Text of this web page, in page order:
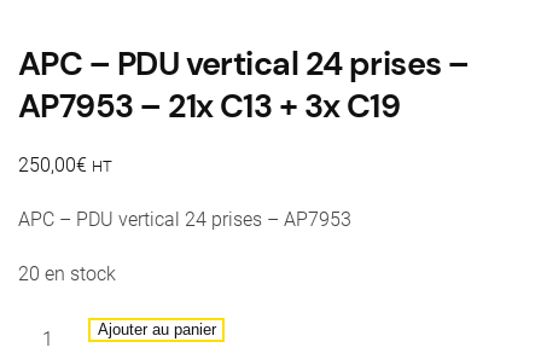
APC – PDU vertical 24 prises –
AP7953 – 21x C13 + 3x C19
250,00€ HT
APC – PDU vertical 24 prises – AP7953
20 en stock
quantité
Ajouter au panier